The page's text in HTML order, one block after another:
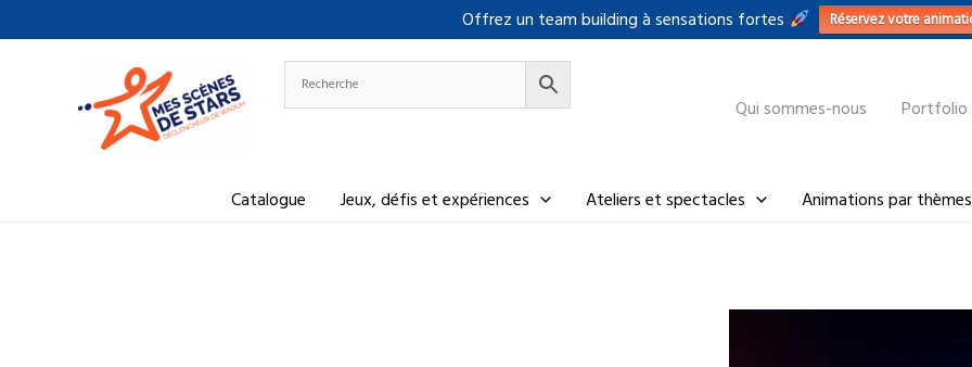
Offrez un team building à sensations fortes Réservez votre
au
Qui sommes-nous
Portfolio
Catalogue Jeux, défis et expériences Ateliers et spectacles Animations par thèmes